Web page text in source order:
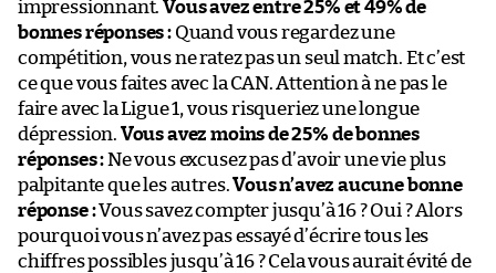
impressionnant.Vous avez entre 25% et 49% de
bonnes réponses :Quand vous regardez une
compétition, vous ne ratez pas un seul match. Et c’est
ce que vous faites avec la CAN. Attention à ne pas le
faire avec la Ligue 1, vous risqueriez une longue
dépression. Vous avez moins de 25% de bonnes
réponses :Ne vous excusez pas d’avoir une vie plus
palpitante que les autres.Vous n’avez aucune bonne
réponse :Vous savez compter jusqu’à 16 ? Oui ? Alors
pourquoi vous n’avez pas essayé d’écrire tous les
chiffres possibles jusqu’à 16 ? Cela vous aurait évité de